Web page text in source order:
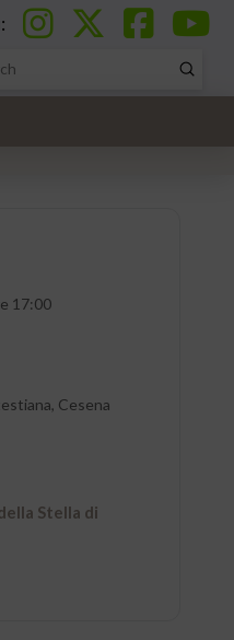
Submit
17:00
Cesena
Stella di